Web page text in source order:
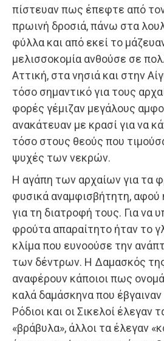
πίστευαν πως έπεφτε από
πρωινή δροσιά, πάνω στα
φύλλα και από εκεί το
μελισσοκομία ανθούσε σε
Αττική, στα νησιά και στην
τόσο σημαντικό για τους
φορές γέμιζαν μεγάλους
ανακάτευαν με κρασί για να
τόσο στους θεούς που
ψυχές των νεκρών.
Η αγάπη των αρχαίων για τα
φυσικά αναμφισβήτητη, αφού
για τη διατροφή τους. Για να
φρούτα απαραίτητο ήταν το
κλίμα που ευνοούσε την
των δέντρων. Η Δαμασκός
αναφέρουν κάποιοι πως
καλά δαμάσκηνα που
Ρόδιοι και οι Σικελοί έλεγαν
«βράβυλα», άλλοι τα έλεγαν